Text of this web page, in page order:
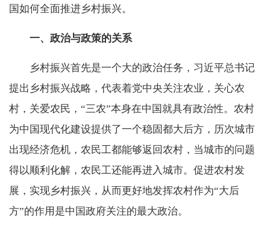
国如何全面推进乡村振兴。
一、政治与政策的关系
乡村振兴首先是一个大的政治任务，习近平总书记
提出乡村振兴战略，代表着党中央关注农业，关心农
村，关爱农民，“三农”本身在中国就具有政治性。农村
为中国现代化建设提供了一个稳固都大后方，历次城市
出现经济危机，农民工都能够返回农村，当城市的问题
得以顺利化解，农民工还能再进入城市。促进农村发
展，实现乡村振兴，从而更好地发挥农村作为“大后
方”的作用是中国政府关注的最大政治。